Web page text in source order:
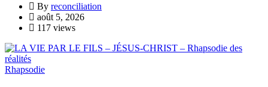
By reconciliation
août 5, 2026
117 views
Rhapsodie